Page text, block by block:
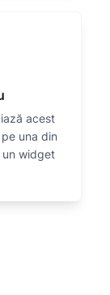
acest
una din
un widget